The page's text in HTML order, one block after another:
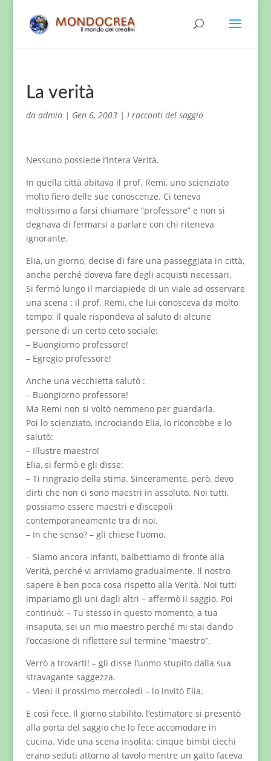
La verità
da admin| Gen 6, 2003| I racconti del saggio
Nessuno possiede l’intera Verità.
In quella città abitava il prof. Remi, uno scienziato
molto fiero delle sue conoscenze. Ci teneva
moltissimo a farsi chiamare “professore” e non si
degnava di fermarsi a parlare con chi riteneva
ignorante.
Elia, un giorno, decise di fare una passeggiata in città,
anche perché doveva fare degli acquisti necessari.
Si fermò lungo il marciapiede di un viale ad osservare
una scena : il prof. Remi, che lui conosceva da molto
tempo, il quale rispondeva al saluto di alcune
persone di un certo ceto sociale:
– Buongiorno professore!
– Egregio professore!
Anche una vecchietta salutò :
– Buongiorno professore!
Ma Remi non si voltò nemmeno per guardarla.
Poi lo scienziato, incrociando Elia, lo riconobbe e lo
salutò:
– Illustre maestro!
Elia, si fermò e gli disse:
– Ti ringrazio della stima. Sinceramente, però, devo
dirti che non ci sono maestri in assoluto. Noi tutti,
possiamo essere maestri e discepoli
contemporaneamente tra di noi.
– In che senso? – gli chiese l’uomo.
– Siamo ancora infanti, balbettiamo di fronte alla
Verità, perché vi arriviamo gradualmente. Il nostro
sapere è ben poca cosa rispetto alla Verità. Noi tutti
impariamo gli uni dagli altri – affermò il saggio. Poi
continuò: – Tu stesso in questo momento, a tua
insaputa, sei un mio maestro perché mi stai dando
l’occasione di riflettere sul termine “maestro”.
Verrò a trovarti! – gli disse l’uomo stupito dalla sua
stravagante saggezza.
– Vieni il prossimo mercoledì – lo invitò Elia.
E così fece. Il giorno stabilito, l’estimatore si presentò
alla porta del saggio che lo fece accomodare in
cucina. Vide una scena insolita: cinque bimbi ciechi
erano seduti attorno al tavolo mentre un gatto faceva